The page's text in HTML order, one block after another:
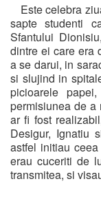
Este celebra
sapte studenti
Sfantului
dintre ei care era
a se darui, in
si slujind in
picioarele
permisiunea de
ar fi fost
Desigur, Ignatiu
astfel initiau
erau cuceriti de
transmitea, si